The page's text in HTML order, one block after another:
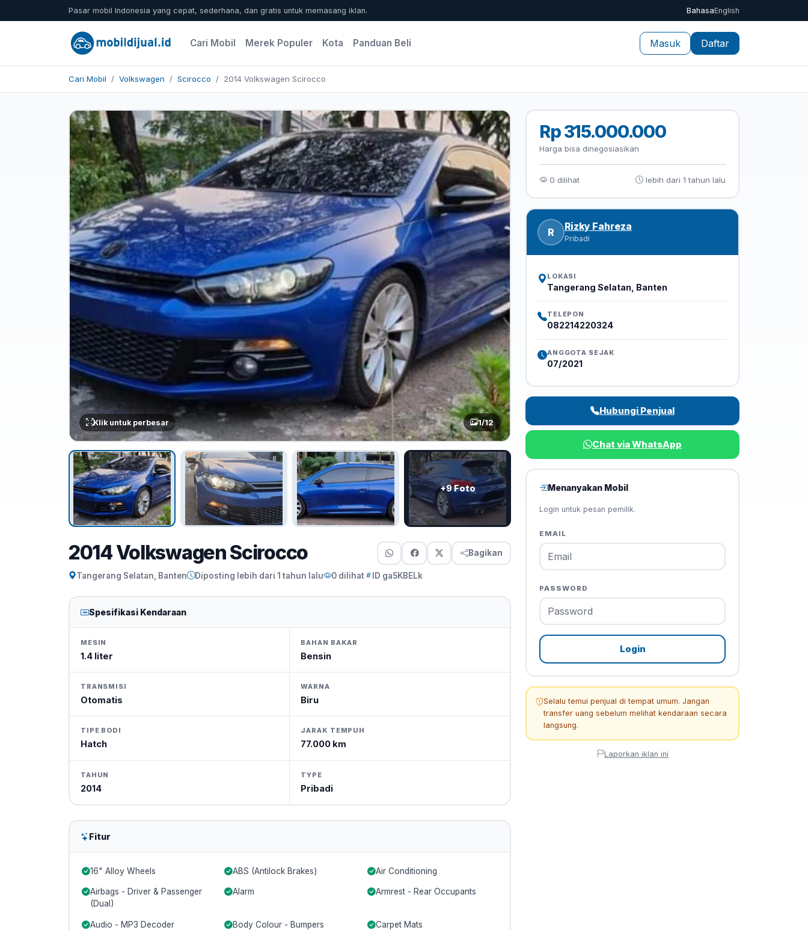
Pasar mobil Indonesia yang cepat, sederhana, dan gratis untuk memasang iklan. BahasaEnglish
Cari Mobil Merek Populer Kota Panduan Beli Masuk Daftar
Cari Mobil Volkswagen Scirocco 2014 Volkswagen Scirocco
1/12
Klik untuk perbesar
+9 Foto
2014 Volkswagen Scirocco Bagikan
Tangerang Selatan, Banten Diposting lebih dari 1 tahun lalu 0 dilihat ID ga5KBELk
Spesifikasi Kendaraan
MESIN
1.4 liter
BAHAN BAKAR
Bensin
TRANSMISI
Otomatis
WARNA
Biru
TIPE BODI
Hatch
JARAK TEMPUH
77.000 km
TAHUN
2014
TYPE
Pribadi
Fitur
16" Alloy Wheels ABS (Antilock Brakes) Air Conditioning
Airbags - Driver & Passenger
(Dual)
Alarm Armrest - Rear Occupants
Audio - MP3 Decoder Body Colour - Bumpers Carpet Mats
Rp 315.000.000
Harga bisa dinegosiasikan
0 dilihat lebih dari 1 tahun lalu
R Rizky Fahreza
Pribadi
LOKASI
Tangerang Selatan, Banten
TELEPON
082214220324
ANGGOTA SEJAK
07/2021
Hubungi Penjual
Chat via WhatsApp
Menanyakan Mobil
Login untuk pesan pemilik.
EMAIL
PASSWORD
Login
Selalu temui penjual di tempat umum. Jangan
transfer uang sebelum melihat kendaraan secara
langsung.
Laporkan iklan ini